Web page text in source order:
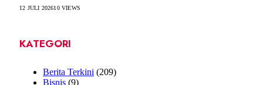
12 JULI 202610VIEWS
KATEGORI
Berita Terkini (209)
Bisnis (9)